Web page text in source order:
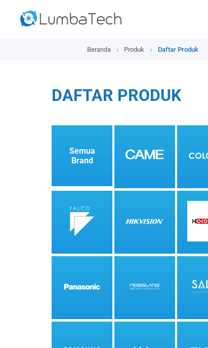
Beranda Produk Daftar Produk
DAFTAR PRODUK
Semua
Brand